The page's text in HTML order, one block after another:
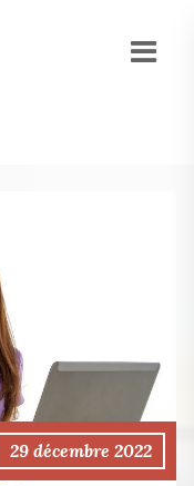
29 décembre 2022